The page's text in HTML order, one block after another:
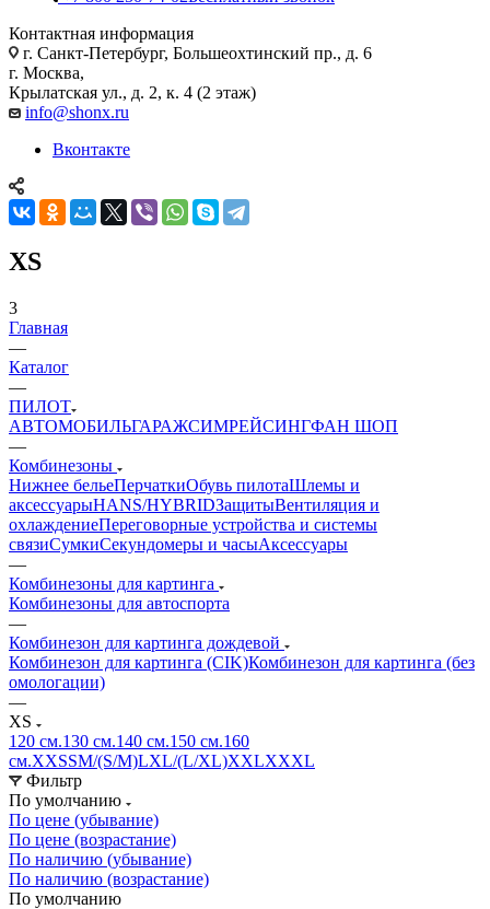
Контактная информация
г. Санкт-Петербург, Большеохтинский пр., д. 6
г. Москва,
Крылатская ул., д. 2, к. 4 (2 этаж)
info@shonx.ru
Вконтакте
XS
3
Главная
—
Каталог
—
ПИЛОТ
АВТОМОБИЛЬГАРАЖСИМРЕЙСИНГФАН ШОП
—
Комбинезоны
Нижнее бельеПерчаткиОбувь пилотаШлемы и
аксессуарыHANS/HYBRIDЗащитыВентиляция и
охлаждениеПереговорные устройства и системы
связиСумкиСекундомеры и часыАксессуары
—
Комбинезоны для картинга
Комбинезоны для автоспорта
—
Комбинезон для картинга дождевой
Комбинезон для картинга (CIK)Комбинезон для картинга (без
омологации)
—
XS
120 см.130 см.140 см.150 см.160
см.XXSSM/(S/M)LXL/(L/XL)XXLXXXL
Фильтр
По умолчанию
По цене (убывание)
По цене (возрастание)
По наличию (убывание)
По наличию (возрастание)
По умолчанию